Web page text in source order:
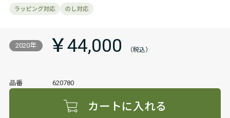
2020年 ￥44,000
品番 620780
カートに入れる